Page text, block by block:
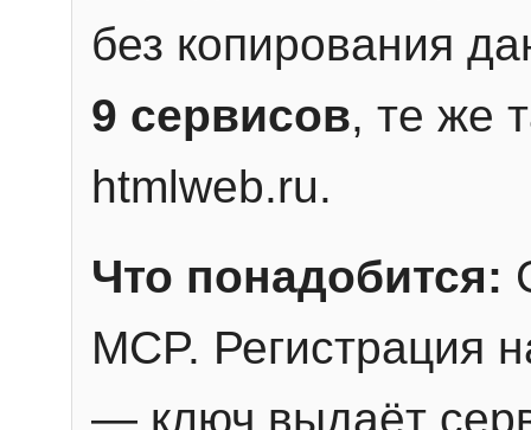
без копирования
9 сервисов, те же
htmlweb.ru.
Что понадобится:
MCP. Регистрация
— ключ выдаёт